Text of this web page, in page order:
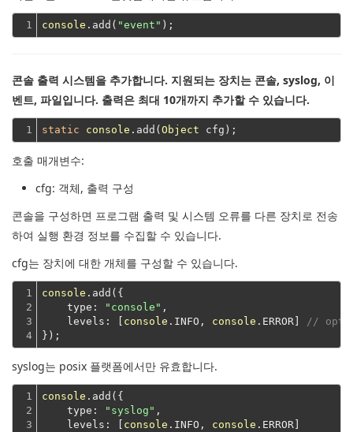
1 console .add( "event"
콘솔 출력 시스템을 추가합니다. 지원되는 장치는 콘솔, syslog, 이
벤트, 파일입니다. 출력은 최대 10개까지 추가할 수 있습니다.
1 static console .add( Object
호출 매개변수:
cfg: 객체, 출력 구성
콘솔을 구성하면 프로그램 출력 및 시스템 오류를 다른 장치로 전송
하여 실행 환경 정보를 수집할 수 있습니다.
cfg는 장치에 대한 개체를 구성할 수 있습니다.
1
2
3
4
console .add({
type : "console" ,
levels : [ console .INFO, console .ERROR]
//
});
syslog는 posix 플랫폼에서만 유효합니다.
1
2
3
console .add({
type : "syslog" ,
levels : [ console .INFO, console .ERROR]